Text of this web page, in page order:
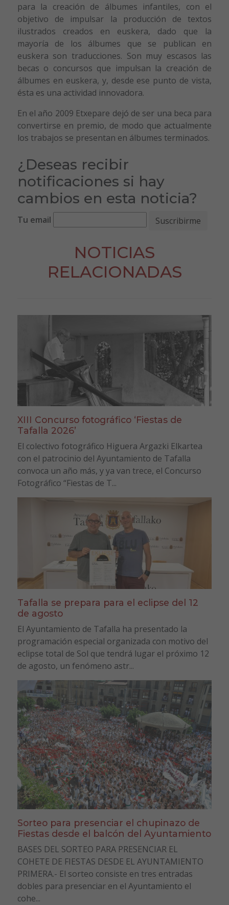
para la creación de álbumes infantiles, con el
objetivo de impulsar la producción de textos
ilustrados creados en euskera, dado que la
mayoría de los álbumes que se publican en
euskera son traducciones. Son muy escasos las
becas o concursos que impulsan la creación de
álbumes en euskera, y, desde ese punto de vista,
ésta es una actividad innovadora.
En el año 2009 Etxepare dejó de ser una beca para
convertirse en premio, de modo que actualmente
los trabajos se presentan en álbumes terminados.
¿Deseas recibir
notificaciones si hay
cambios en esta noticia?
Tu email
NOTICIAS
RELACIONADAS
XIII Concurso fotográfico ‘Fiestas de
Tafalla 2026’
El colectivo fotográfico Higuera Argazki Elkartea
con el patrocinio del Ayuntamiento de Tafalla
convoca un año más, y ya van trece, el Concurso
Fotográfico “Fiestas de T...
Tafalla se prepara para el eclipse del 12
de agosto
El Ayuntamiento de Tafalla ha presentado la
programación especial organizada con motivo del
eclipse total de Sol que tendrá lugar el próximo 12
de agosto, un fenómeno astr...
Sorteo para presenciar el chupinazo de
Fiestas desde el balcón del Ayuntamiento
BASES DEL SORTEO PARA PRESENCIAR EL
COHETE DE FIESTAS DESDE EL AYUNTAMIENTO
PRIMERA.- El sorteo consiste en tres entradas
dobles para presenciar en el Ayuntamiento el
cohe...